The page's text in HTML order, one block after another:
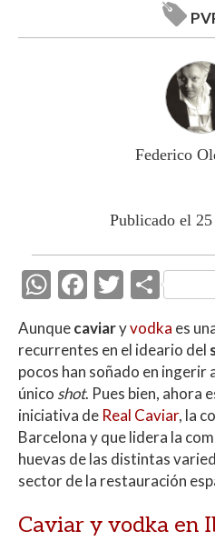
Federico
Publicado el
W
at
s
A
p
p
F
ac
e
b
o
o
k
T
itt
er
C
m
p
ar
ti
r
Aunquecaviaryvodka es
recurrentes en el ideario del
pocos han soñado en ingerir
único shot. Pues bien, ahora
iniciativa de Real Caviar, la
Barcelona y que lidera la
huevas de las distintas
sector de la restauración
Caviar y vodka en